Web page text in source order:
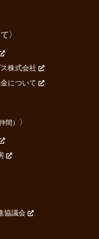
〉
株式会社
について
間） 〉
協議会